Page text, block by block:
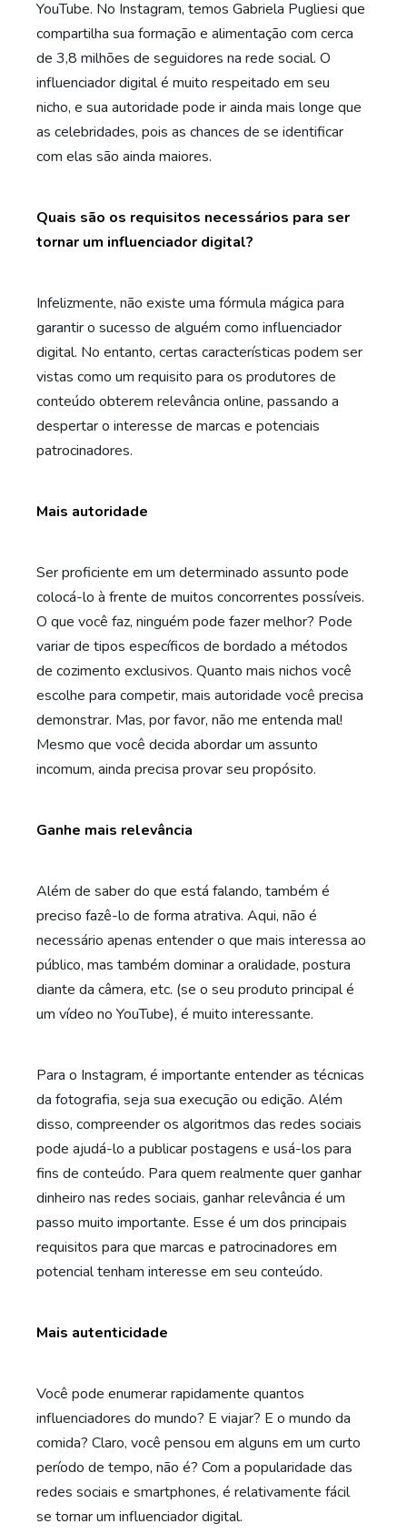
YouTube. No Instagram, temos Gabriela Pugliesi que
compartilha sua formação e alimentação com cerca
de 3,8 milhões de seguidores na rede social. O
influenciador digital é muito respeitado em seu
nicho, e sua autoridade pode ir ainda mais longe que
as celebridades, pois as chances de se identificar
com elas são ainda maiores.
Quais são os requisitos necessários para ser
tornar um influenciador digital?
Infelizmente, não existe uma fórmula mágica para
garantir o sucesso de alguém como influenciador
digital. No entanto, certas características podem ser
vistas como um requisito para os produtores de
conteúdo obterem relevância online, passando a
despertar o interesse de marcas e potenciais
patrocinadores.
Mais autoridade
Ser proficiente em um determinado assunto pode
colocá-lo à frente de muitos concorrentes possíveis.
O que você faz, ninguém pode fazer melhor? Pode
variar de tipos específicos de bordado a métodos
de cozimento exclusivos. Quanto mais nichos você
escolhe para competir, mais autoridade você precisa
demonstrar. Mas, por favor, não me entenda mal!
Mesmo que você decida abordar um assunto
incomum, ainda precisa provar seu propósito.
Ganhe mais relevância
Além de saber do que está falando, também é
preciso fazê-lo de forma atrativa. Aqui, não é
necessário apenas entender o que mais interessa ao
público, mas também dominar a oralidade, postura
diante da câmera, etc. (se o seu produto principal é
um vídeo no YouTube), é muito interessante.
Para o Instagram, é importante entender as técnicas
da fotografia, seja sua execução ou edição. Além
disso, compreender os algoritmos das redes sociais
pode ajudá-lo a publicar postagens e usá-los para
fins de conteúdo. Para quem realmente quer ganhar
dinheiro nas redes sociais, ganhar relevância é um
passo muito importante. Esse é um dos principais
requisitos para que marcas e patrocinadores em
potencial tenham interesse em seu conteúdo.
Mais autenticidade
Você pode enumerar rapidamente quantos
influenciadores do mundo? E viajar? E o mundo da
comida? Claro, você pensou em alguns em um curto
período de tempo, não é? Com a popularidade das
redes sociais e smartphones, é relativamente fácil
se tornar um influenciador digital.